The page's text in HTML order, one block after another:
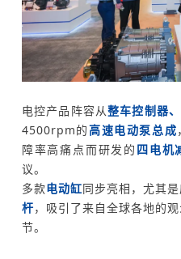
电控产品阵容从整车控制器
4500rpm的高速电动泵总成
障率高痛点而研发的 四电机
议。
多款电动缸同步亮相，尤其
杆，吸引了来自全球各地的
节。